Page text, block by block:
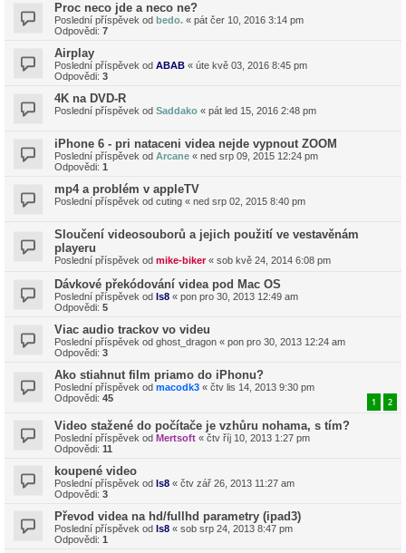
Proc neco jde a neco ne?
Poslední příspěvek od bedo. « pát čer 10, 2016 3:14 pm
Odpovědi: 7
Airplay
Poslední příspěvek od ABAB « úte kvě 03, 2016 8:45 pm
Odpovědi: 3
4K na DVD-R
Poslední příspěvek od Saddako « pát led 15, 2016 2:48 pm
iPhone 6 - pri nataceni videa nejde vypnout ZOOM
Poslední příspěvek od Arcane « ned srp 09, 2015 12:24 pm
Odpovědi: 1
mp4 a problém v appleTV
Poslední příspěvek od cuting « ned srp 02, 2015 8:40 pm
Sloučení videosouborů a jejich použití ve vestavěnám
playeru
Poslední příspěvek od mike-biker« sob kvě 24, 2014 6:08 pm
Dávkové překódování videa pod Mac OS
Poslední příspěvek od ls8 « pon pro 30, 2013 12:49 am
Odpovědi: 5
Viac audio trackov vo videu
Poslední příspěvek od ghost_dragon « pon pro 30, 2013 12:24 am
Odpovědi: 3
Ako stiahnut film priamo do iPhonu?
Poslední příspěvek od macodk3 « čtv lis 14, 2013 9:30 pm
Odpovědi: 45 1 2
Video stažené do počítače je vzhůru nohama, s tím?
Poslední příspěvek od Mertsoft « čtv říj 10, 2013 1:27 pm
Odpovědi: 11
koupené video
Poslední příspěvek od ls8 « čtv zář 26, 2013 11:27 am
Odpovědi: 3
Převod videa na hd/fullhd parametry (ipad3)
Poslední příspěvek od ls8 « sob srp 24, 2013 8:47 pm
Odpovědi: 1